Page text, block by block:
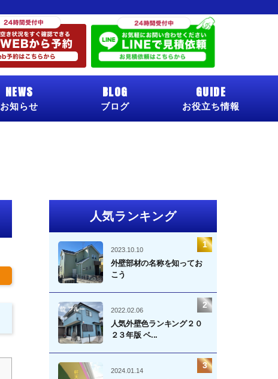
NEWS
お知らせ
BLOG
ブログ
GUIDE
お役立ち情報
人気ランキング
2023.10.10
外壁部材の名称を知ってお
こう
2022.02.06
人気外壁色ランキング２０
２３年版 ベ...
2024.01.14